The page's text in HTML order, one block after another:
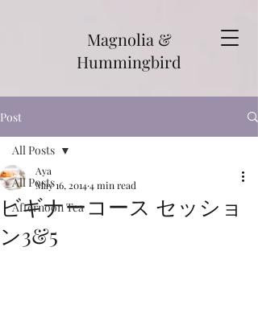
Magnolia &
Hummingbird
Post
All Posts
Afternoon Tea
All Posts
ビギナーコース セッショ
ン3&5
Aya
May 16, 20144 min read